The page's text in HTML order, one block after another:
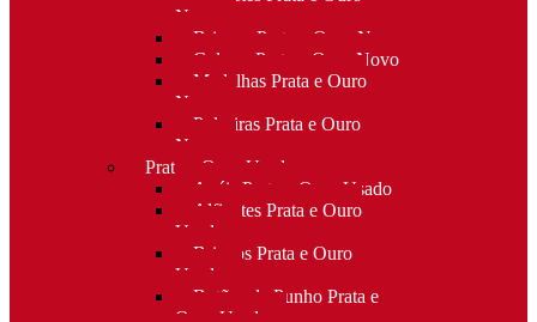
Novo
Brincos Prata e Ouro Novo
Colares Prata e Ouro Novo
Medalhas Prata e Ouro
Novo
Pulseiras Prata e Ouro
Novo
Prata e Ouro Usado
Anéis Prata e Ouro Usado
Alfinetes Prata e Ouro
Usado
Brincos Prata e Ouro
Usado
Botões de Punho Prata e